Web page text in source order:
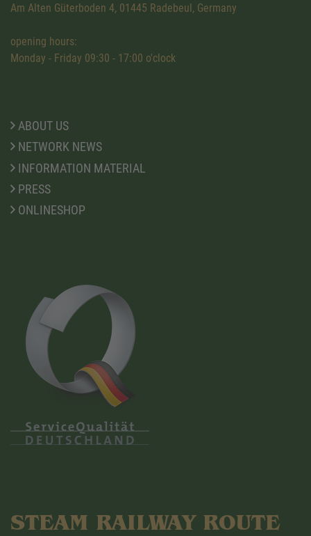
Am Alten Güterboden 4, 01445 Radebeul, Germany
opening hours:
Monday - Friday 09:30 - 17:00 o'clock
ABOUT US
NETWORK NEWS
INFORMATION MATERIAL
PRESS
ONLINESHOP
STEAM RAILWAY ROUTE